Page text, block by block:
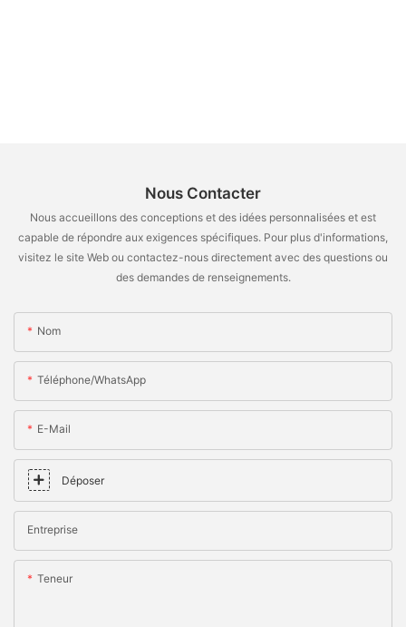
Nous Contacter
Nous accueillons des conceptions et des idées personnalisées et est
capable de répondre aux exigences spécifiques. Pour plus d'informations,
visitez le site Web ou contactez-nous directement avec des questions ou
des demandes de renseignements.
Nom
Téléphone/WhatsApp
E-Mail
Déposer
Entreprise
Teneur